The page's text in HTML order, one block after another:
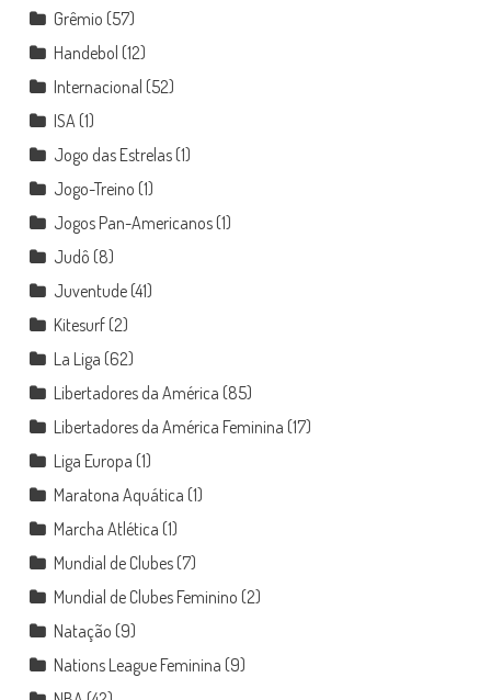
Grêmio (57)
Handebol (12)
Internacional (52)
ISA (1)
Jogo das Estrelas(1)
Jogo-Treino (1)
Jogos Pan-Americanos(1)
Judô (8)
Juventude(41)
Kitesurf(2)
La Liga (62)
Libertadores da América (85)
Libertadores da América Feminina (17)
Liga Europa (1)
Maratona Aquática (1)
Marcha Atlética (1)
Mundial de Clubes(7)
Mundial de Clubes Feminino (2)
Natação (9)
Nations League Feminina (9)